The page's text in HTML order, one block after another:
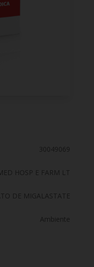
30049069
HOSP E FARM LT
DE MIGALASTATE
Ambiente